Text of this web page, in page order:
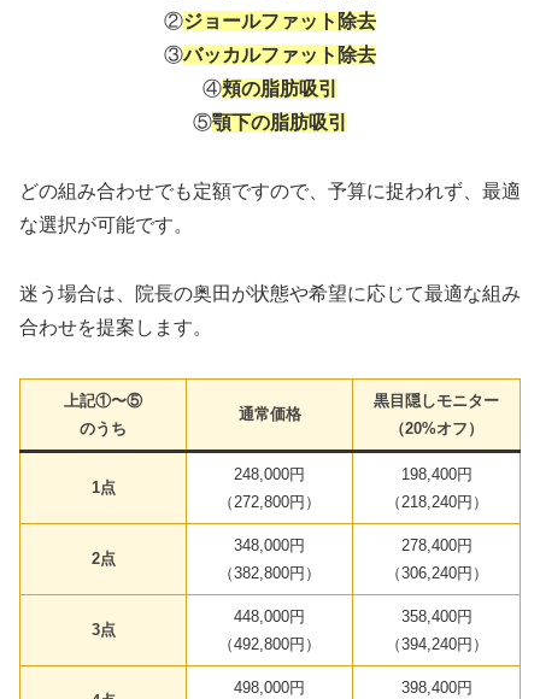
②ジョールファット除去
③バッカルファット除去
④頬の脂肪吸引
⑤顎下の脂肪吸引
どの組み合わせでも定額ですので、予算に捉われず、最適
な選択が可能です。
迷う場合は、院長の奥田が状態や希望に応じて最適な組み
合わせを提案します。
上記①〜⑤
のうち
通常価格
黒目隠しモニター
（20%オフ）
1点
248,000円
（272,800円）
198,400円
（218,240円）
2点
348,000円
（382,800円）
278,400円
（306,240円）
3点
448,000円
（492,800円）
358,400円
（394,240円）
498,000円 398,400円